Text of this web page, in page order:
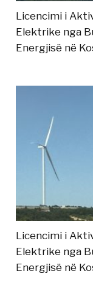
Licencimi i
Elektrike nga
Energjisë në
Licencimi i
Elektrike nga
Energjisë në